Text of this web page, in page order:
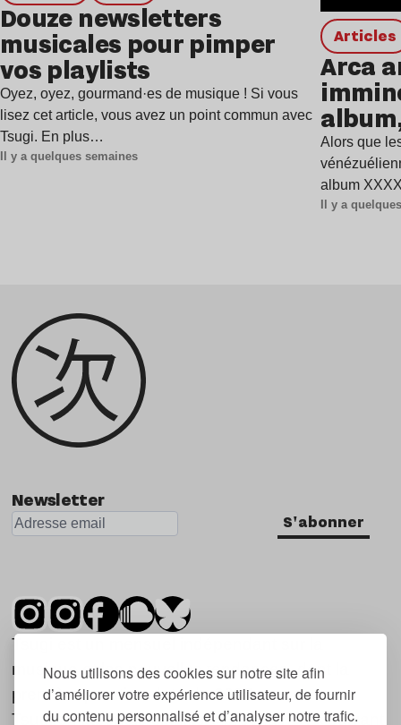
Nous utilisons des cookies sur notre site afin
d’améliorer votre expérience utilisateur, de fournir
du contenu personnalisé et d’analyser notre trafic.
Douze newsletters
musicales pour pimper
vos playlists
Oyez, oyez, gourmand·es de musique ! Si vous
lisez cet article, vous avez un point commun avec
Tsugi. En plus…
Il y a quelques semaines
Articles
Arca
Alors que
album
Il y a
Newsletter
S'abonner
Tsugi est un mensuel indépendant sur la
musique et les nouvelles tendances, dont la
première parution date de 2007.
Tsugi en japonais signifie « prochain », « suivant